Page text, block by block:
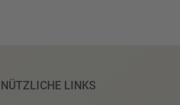
NÜTZLICHE LINKS